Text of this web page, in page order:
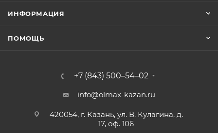
ИНФОРМАЦИЯ
ПОМОЩЬ
+7 (843) 500–54–02
info@olmax-kazan.ru
420054, г. Казань, ул. В. Кулагина, д.
17, оф. 106